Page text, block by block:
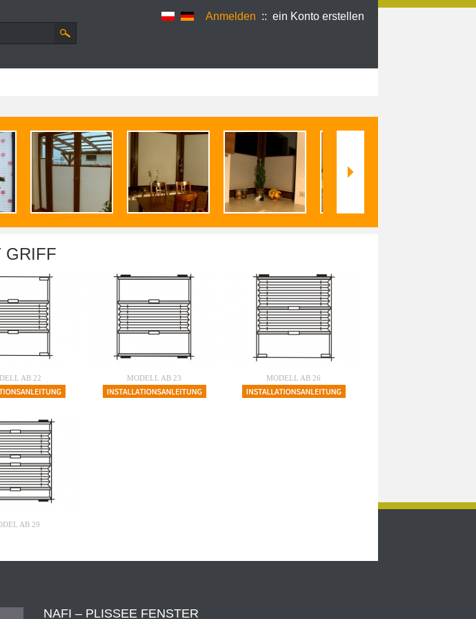
Anmelden :: ein Konto erstellen
GRIFF
AB 22 MODELL AB 23 MODELL AB 26
AB 29
NAFI – PLISSEE FENSTER